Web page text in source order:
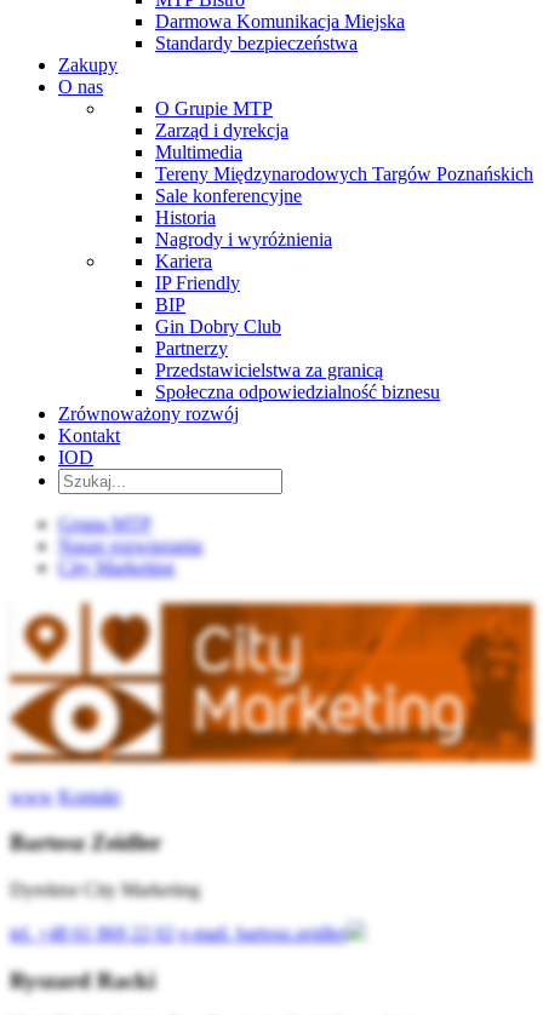
Darmowa Komunikacja Miejska
Standardy bezpieczeństwa
Zakupy
O nas
O Grupie MTP
Zarząd i dyrekcja
Multimedia
Tereny Międzynarodowych Targów Poznańskich
Sale konferencyjne
Historia
Nagrody i wyróżnienia
Kariera
IP Friendly
BIP
Gin Dobry Club
Partnerzy
Przedstawicielstwa za granicą
Społeczna odpowiedzialność biznesu
Zrównoważony rozwój
Kontakt
IOD
Grupa MTP
Nasze rozwiązania
City Marketing
www Kontakt
Bartosz Zeidler
Dyrektor City Marketing
tel.+48 61 869 22 02 e-mail.bartosz.zeidler
Ryszard Racki